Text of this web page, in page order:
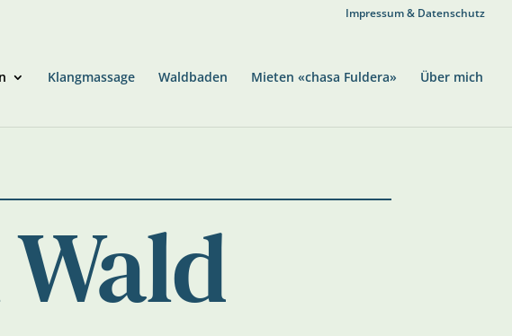
Impressum & Datenschutz
Klangmassage Waldbaden Mieten «chasa Fuldera» Über mich